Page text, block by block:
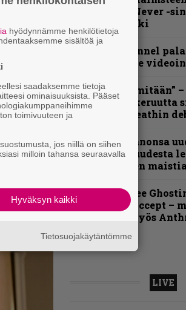
death
– Now or Never -
levyltä julki
Blind Channel
tuplasingle
”En kadu mitään”
tunne katkeruutta
mukana Deathin
Kokoonpanonsa
tiedottaa uudesta
myös uuden
Näin lähtee
Forgelta Accept –
mukana myös
LIVE
hyödynnämme henkilötietoja
sisältöä ja
saadaksemme tietoja
ominaisuuksista. Pääset
toimivuuteen ja
jos niillä on siihen
milloin tahansa seuraavalla
Hyväksyn kaikki
Tietosuojakäytäntömme